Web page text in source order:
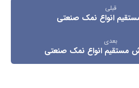
قبلی
انواع نمک صنعتی
بعدی
مستقیم انواع نمک صنعتی